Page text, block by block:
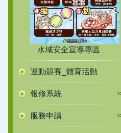
水域安全宣導專區
運動競賽_體育活動
報修系統
服務申請